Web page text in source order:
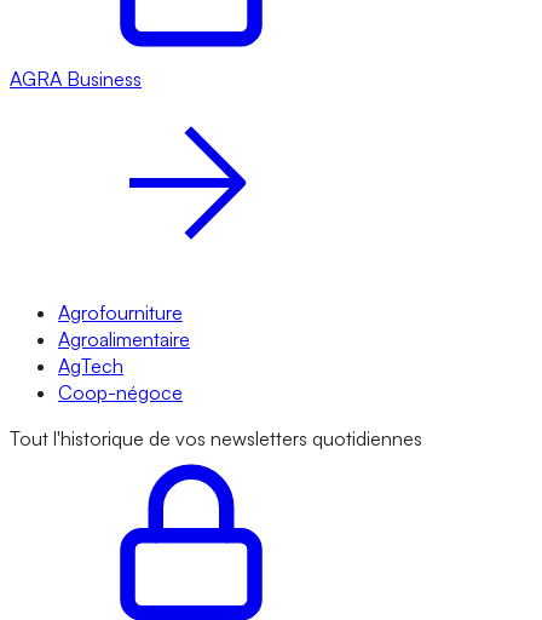
AGRA Business
Agrofourniture
Agroalimentaire
AgTech
Coop-négoce
Tout l'historique de vos newsletters quotidiennes